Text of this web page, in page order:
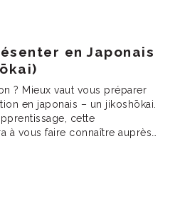
en Japonais
? Mieux vaut vous préparer
en japonais – un jikoshōkai.
cette
à vous faire connaître auprès
Vous devrez vous
de nombreux contextes
Que faut-il dire ? […]-